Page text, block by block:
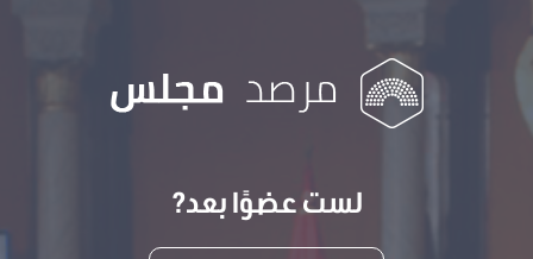
لست عضوًا بعد?